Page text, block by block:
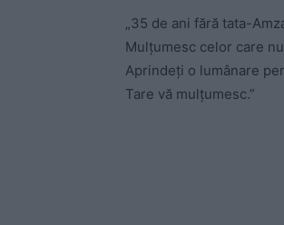
„35 de ani fără tata-
Mulţumesc celor care
Aprindeţi o lumânare
Tare vă mulţumesc.”